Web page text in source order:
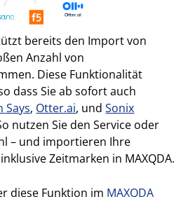
bereits den Import von
Anzahl von
Diese Funktionalität
dass Sie ab sofort auch
Says, Otter.ai, undSonix
nutzen Sie den Service oder
– und importieren Ihre
Zeitmarken in MAXQDA.
diese Funktion im MAXQDA